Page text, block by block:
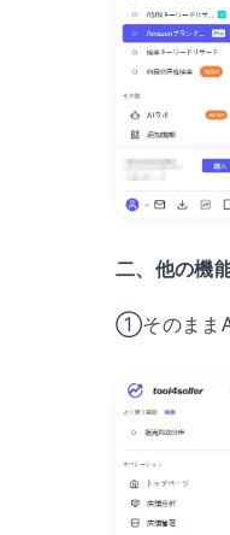
二、他の機
①そのまま